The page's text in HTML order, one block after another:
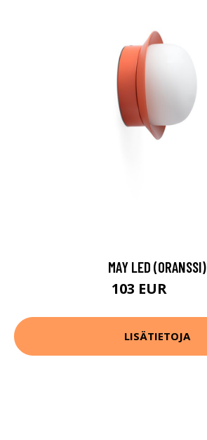
MAY LED (ORANSSI)
103 EUR
LISÄTIETOJA